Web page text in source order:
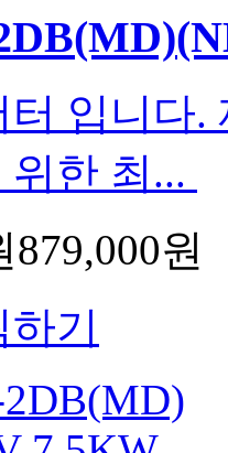
터 입니다
위한 최...
879,000원
하기